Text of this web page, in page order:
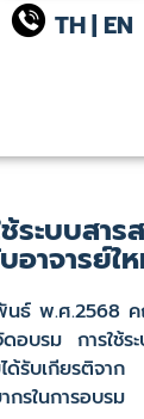
TH| EN
ระบบสาร
อาจารย์ใ
พ.ศ.2568 ค
อบรม การใช้ร
ด้รับเกียรติจา
กรในการอบรม